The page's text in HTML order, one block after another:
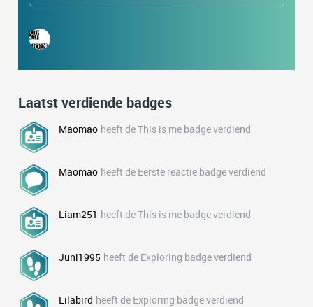
Laatst verdiende badges
Maomao heeft de This is me badge verdiend
Maomao heeft de Eerste reactie badge verdiend
Liam251 heeft de This is me badge verdiend
Juni1995 heeft de Exploring badge verdiend
Lilabird heeft de Exploring badge verdiend